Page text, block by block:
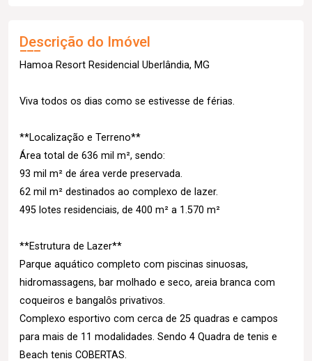
Descrição do Imóvel
Hamoa Resort Residencial Uberlândia, MG
Viva todos os dias como se estivesse de férias.
**Localização e Terreno**
Área total de 636 mil m², sendo:
93 mil m² de área verde preservada.
62 mil m² destinados ao complexo de lazer.
495 lotes residenciais, de 400 m² a 1.570 m²
**Estrutura de Lazer**
Parque aquático completo com piscinas sinuosas,
hidromassagens, bar molhado e seco, areia branca com
coqueiros e bangalôs privativos.
Complexo esportivo com cerca de 25 quadras e campos
para mais de 11 modalidades. Sendo 4 Quadra de tenis e
Beach tenis COBERTAS.